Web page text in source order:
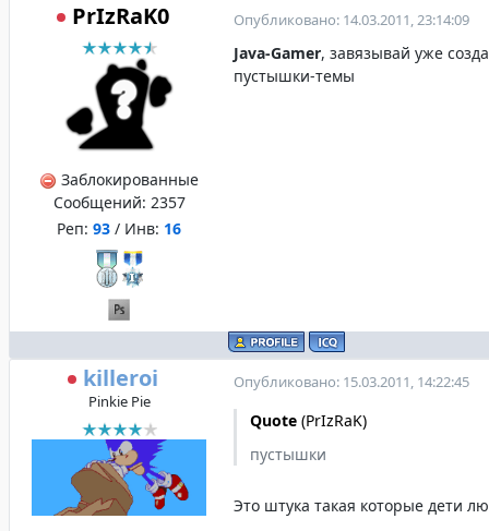
PrIzRaK0
Заблокированные
Сообщений: 2357
Реп: 93 / Инв: 16
Опубликовано: 14.03.2011, 23:14:09
Java-Gamer, завязывай уже
пустышки-темы
killeroi
Pinkie Pie
Опубликовано: 15.03.2011, 14:22:45
Quote (PrIzRaK)
пустышки
Это штука такая которые дети